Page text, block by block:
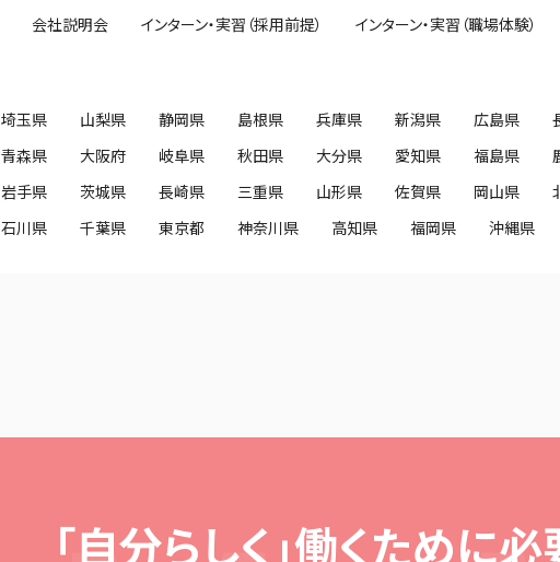
会社説明会 インターン・実習（採用前提） インターン・実習（職場体験）
埼玉県 山梨県 静岡県 島根県 兵庫県 新潟県 広島県
青森県 大阪府 岐阜県 秋田県 大分県 愛知県 福島県
岩手県 茨城県 長崎県 三重県 山形県 佐賀県 岡山県
石川県 千葉県 東京都 神奈川県 高知県 福岡県 沖縄県
「自分らしく」働くために必